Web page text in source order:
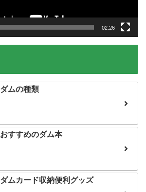
02:26
ダムの種類
おすすめのダム本
ダムカード収納便利グッズ